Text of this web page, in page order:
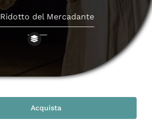
Ridotto del Mercadante
Acquista